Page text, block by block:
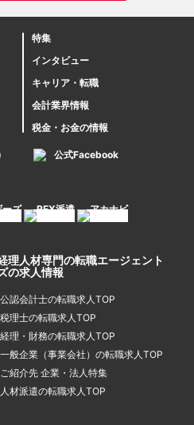
特集
インタビュー
キャリア・転職
会計業界情報
税金・お金の情報
公式Facebook
理人材専門の転職エージェント
の求人情報
認会計士の転職求人TOP
理士の転職求人TOP
理・財務の転職求人TOP
般企業（事業会社）の転職求人TOP
紹介先 企業・法人特集
材派遣の転職求人TOP